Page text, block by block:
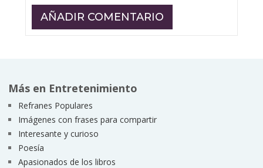
Más en Entretenimiento
Refranes Populares
Imágenes con frases para compartir
Interesante y curioso
Poesía
Apasionados de los libros